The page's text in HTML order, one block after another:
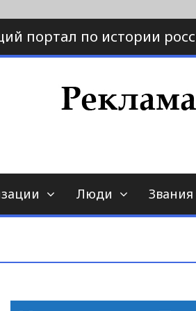
портал по истории
страна.ру
по истории спорта
Люди Звания